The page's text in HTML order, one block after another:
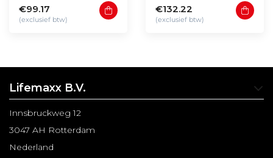
€99.17
(exclusief btw)
€132.22
(exclusief btw)
Lifemaxx B.V.
Innsbruckweg 12
3047 AH Rotterdam
Nederland